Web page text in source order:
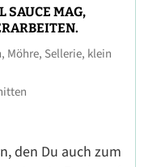
SAUCE MAG,
Möhre, Sellerie, klein
den Du auch zum